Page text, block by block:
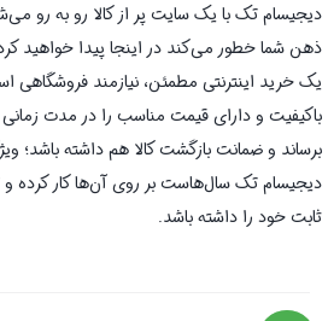
دیجیسام تک با یک سایت پر از کالا رو به رو
ذهن شما خطور می‌کند در اینجا پیدا خواهید
یک خرید اینترنتی مطمئن، نیازمند فروشگاهی
باکیفیت و دارای قیمت مناسب را در مدت
برساند و ضمانت بازگشت کالا هم داشته باشد؛
دیجیسام تک سال‌هاست بر روی آن‌ها کار کرده و
ثابت خود را داشته باشد.